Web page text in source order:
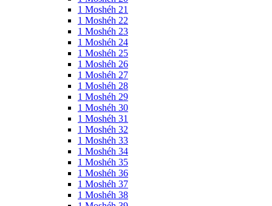
1 Moshéh 21
1 Moshéh 22
1 Moshéh 23
1 Moshéh 24
1 Moshéh 25
1 Moshéh 26
1 Moshéh 27
1 Moshéh 28
1 Moshéh 29
1 Moshéh 30
1 Moshéh 31
1 Moshéh 32
1 Moshéh 33
1 Moshéh 34
1 Moshéh 35
1 Moshéh 36
1 Moshéh 37
1 Moshéh 38